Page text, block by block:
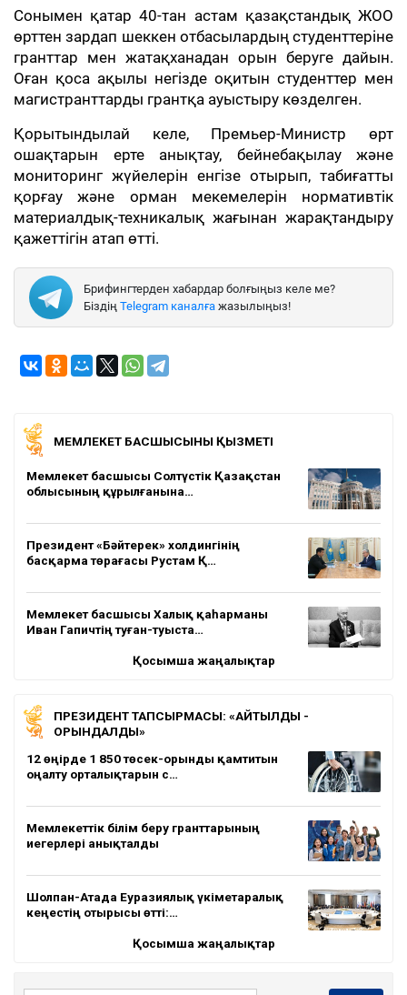
Сонымен қатар 40-тан астам қазақстандық ЖОО
өрттен зардап шеккен отбасылардың студенттеріне
гранттар мен жатақханадан орын беруге дайын.
Оған қоса ақылы негізде оқитын студенттер мен
магистранттарды грантқа ауыстыру көзделген.
Қорытындылай келе, Премьер-Министр өрт
ошақтарын ерте анықтау, бейнебақылау және
мониторинг жүйелерін енгізе отырып, табиғатты
қорғау және орман мекемелерін нормативтік
материалдық-техникалық жағынан жарақтандыру
қажеттігін атап өтті.
Брифингтерден хабардар болғыңыз келе ме?
Біздің Telegram каналға жазылыңыз!
МЕМЛЕКЕТ БАСШЫСЫНЫҢ ҚЫЗМЕТІ
Мемлекет басшысы Солтүстік Қазақстан
облысының құрылғанына…
Президент «Бәйтерек» холдингінің
басқарма төрағасы Рустам Қ…
Мемлекет басшысы Халық қаһарманы
Иван Гапичтің туған-туыста…
Қосымша жаңалықтар
ПРЕЗИДЕНТ ТАПСЫРМАСЫ: «АЙТЫЛДЫ -
ОРЫНДАЛДЫ»
12 өңірде 1 850 төсек-орынды қамтитын
оңалту орталықтарын с…
Мемлекеттік білім беру гранттарының
иегерлері анықталды
Шолпан-Атада Еуразиялық үкіметаралық
кеңестің отырысы өтті:…
Қосымша жаңалықтар